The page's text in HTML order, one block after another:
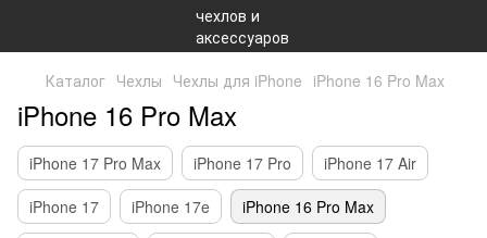
Каталог Чехлы Чехлы для iPhone iPhone 16 Pro Max
iPhone 16 Pro Max
iPhone 17 Pro Max iPhone 17 Pro
iPhone 17 Air
iPhone 17
iPhone 17e
iPhone 16 Pro Max